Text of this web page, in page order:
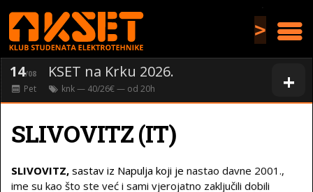
>
+
14/08 KSET na Krku 2026.
Pet knk— 40/26€ — od 20h
SLIVOVITZ (IT)
SLIVOVITZ, sastav iz Napulja koji je nastao davne 2001.,
ime su kao što ste već i sami vjerojatno zaključili dobili